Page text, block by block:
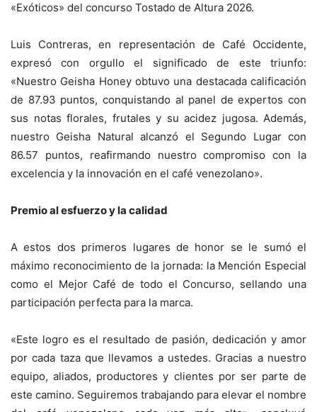
«Exóticos» del concurso Tostado de Altura 2026.
Luis Contreras, en representación de Café Occidente,
expresó con orgullo el significado de este triunfo:
«Nuestro Geisha Honey obtuvo una destacada calificación
de 87.93 puntos, conquistando al panel de expertos con
sus notas florales, frutales y su acidez jugosa. Además,
nuestro Geisha Natural alcanzó el Segundo Lugar con
86.57 puntos, reafirmando nuestro compromiso con la
excelencia y la innovación en el café venezolano».
Premio al esfuerzo y la calidad
A estos dos primeros lugares de honor se le sumó el
máximo reconocimiento de la jornada: la Mención Especial
como el Mejor Café de todo el Concurso, sellando una
participación perfecta para la marca.
«Este logro es el resultado de pasión, dedicación y amor
por cada taza que llevamos a ustedes. Gracias a nuestro
equipo, aliados, productores y clientes por ser parte de
este camino. Seguiremos trabajando para elevar el nombre